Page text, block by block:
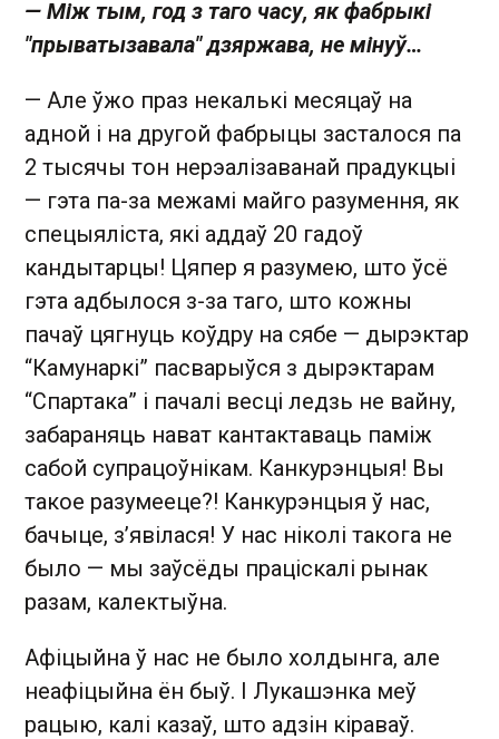
— Між тым, год з таго часу, як фабрыкі
"прыватызавала" дзяржава, не мінуў…
— Але ўжо праз некалькі месяцаў на
адной і на другой фабрыцы засталося па
2 тысячы тон нерэалізаванай прадукцыі
— гэта па-за межамі майго разумення, як
спецыяліста, які аддаў 20 гадоў
кандытарцы! Цяпер я разумею, што ўсё
гэта адбылося з-за таго, што кожны
пачаў цягнуць коўдру на сябе — дырэктар
“Камунаркі” пасварыўся з дырэктарам
“Спартака” і пачалі весці ледзь не вайну,
забараняць нават кантактаваць паміж
сабой супрацоўнікам. Канкурэнцыя! Вы
такое разумееце?! Канкурэнцыя ў нас,
бачыце, з’явілася! У нас ніколі такога не
было — мы заўсёды праціскалі рынак
разам, калектыўна.
Афіцыйна ў нас не было холдынга, але
неафіцыйна ён быў. І Лукашэнка меў
рацыю, калі казаў, што адзін кіраваў.